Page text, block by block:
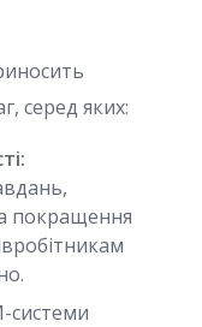
серед яких:
покращення
системи